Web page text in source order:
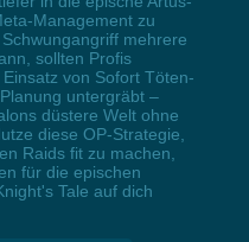
Management zu
mehrere
sollten Profis
von Sofort Töten-
untergräbt –
düstere Welt ohne
diese OP-Strategie,
Raids fit zu machen,
für die epischen
Tale auf dich